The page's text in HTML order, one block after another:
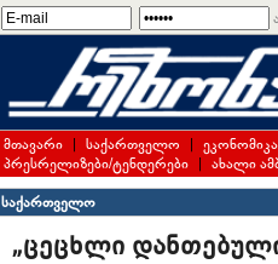
მთავარი | საქართველო |
პრესრელიზები/ტენდერები | ახალი
საქართველო
„ცეცხლი